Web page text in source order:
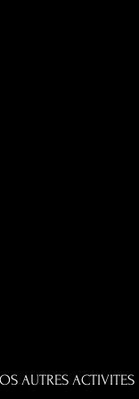
AUTRES ACTIVITES